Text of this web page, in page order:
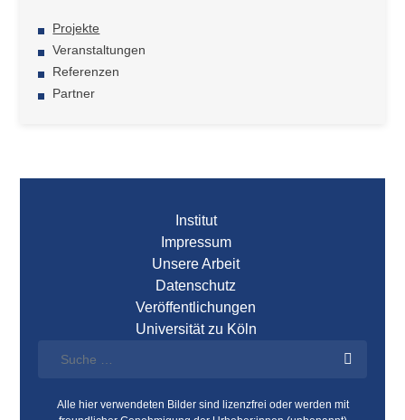
Projekte
Veranstaltungen
Referenzen
Partner
Institut
Impressum
Unsere Arbeit
Datenschutz
Veröffentlichungen
Universität zu Köln
Alle hier verwendeten Bilder sind lizenzfrei oder werden mit